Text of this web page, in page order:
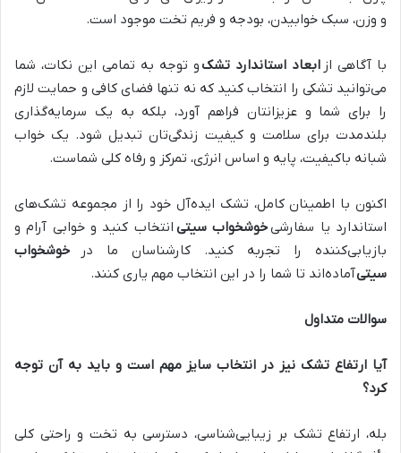
و وزن، سبک خوابیدن، بودجه و فریم تخت موجود است.
با آگاهی از ابعاد استاندارد تشک و توجه به تمامی این نکات، شما
می‌توانید تشکی را انتخاب کنید که نه تنها فضای کافی و حمایت لازم
را برای شما و عزیزانتان فراهم آورد، بلکه به یک سرمایه‌گذاری
بلندمدت برای سلامت و کیفیت زندگی‌تان تبدیل شود. یک خواب
شبانه باکیفیت، پایه و اساس انرژی، تمرکز و رفاه کلی شماست.
اکنون با اطمینان کامل، تشک ایده‌آل خود را از مجموعه تشک‌های
استاندارد یا سفارشیخوشخواب سیتی انتخاب کنید و خوابی آرام و
بازیابی‌کننده را تجربه کنید. کارشناسان ما در
خوشخواب
سیتیآماده‌اند تا شما را در این انتخاب مهم یاری کنند.
سوالات متداول
آیا ارتفاع تشک نیز در انتخاب سایز مهم است و باید به آن توجه
کرد؟
بله، ارتفاع تشک بر زیبایی‌شناسی، دسترسی به تخت و راحتی کلی